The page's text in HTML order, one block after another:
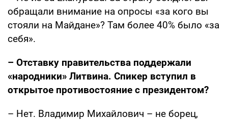
обращали внимание на опросы «за кого вы
стояли на Майдане»? Там более 40% было «за
себя».
– Отставку правительства поддержали
«народники» Литвина. Спикер вступил в
открытое противостояние с президентом?
– Нет. Владимир Михайлович – не борец,